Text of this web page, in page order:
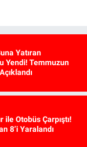
Yatıran
Yendi! Temmuzun
ile Otobüs Çarpıştı!
8’i Yaralandı